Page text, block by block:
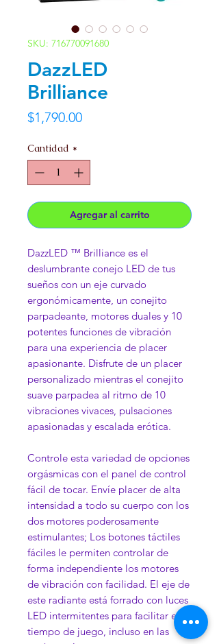
SKU: 716770091680
DazzLED
Brilliance
$1,790.00Precio
Cantidad *
Agregar al carrito
DazzLED ™ Brilliance es el
deslumbrante conejo LED de tus
sueños con un eje curvado
ergonómicamente, un conejito
parpadeante, motores duales y 10
potentes funciones de vibración
para una experiencia de placer
apasionante. Disfrute de un placer
personalizado mientras el conejito
suave parpadea al ritmo de 10
vibraciones vivaces, pulsaciones
apasionadas y escalada erótica.
Controle esta variedad de opciones
orgásmicas con el panel de control
fácil de tocar. Envíe placer de alta
intensidad a todo su cuerpo con los
dos motores poderosamente
estimulantes; Los botones táctiles
fáciles le permiten controlar de
forma independiente los motores
de vibración con facilidad. El eje de
este radiante está forrado con luces
LED intermitentes para facilitar el
tiempo de juego, incluso en las